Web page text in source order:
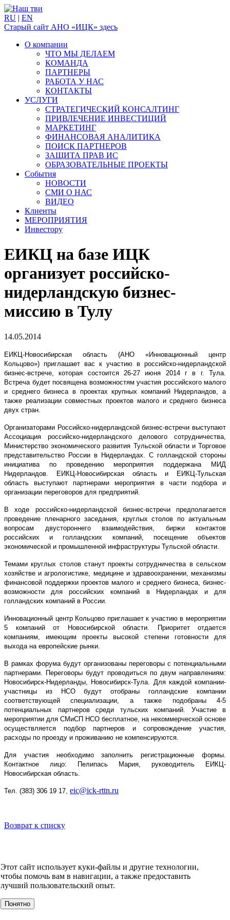
RU | EN
Старый сайт АНО «ИЦК» здесь
О компании
ЧТО МЫ ДЕЛАЕМ
КОМАНДА
ПАРТНЕРЫ
РАБОТА У НАС
КОНТАКТЫ
УСЛУГИ
СТРАТЕГИЧЕСКИЙ КОНСАЛТИНГ
ПРИВЛЕЧЕНИЕ ИНВЕСТИЦИЙ
МАРКЕТИНГ
ФИНАНСОВАЯ АНАЛИТИКА
ПОИСК ПАРТНЕРОВ
ЗАЩИТА ПРАВ ИС
ОБРАЗОВАТЕЛЬНЫЕ ПРОЕКТЫ
События
НОВОСТИ
СМИ О НАС
ВИДЕО
Клиенты
МЕРОПРИЯТИЯ
Инвестору
ЕИКЦ на базе ИЦК
организует российско-
нидерландскую бизнес-
миссию в Тулу
14.05.2014
ЕИКЦ-Новосибирская область (АНО «Инновационный центр
Кольцово») приглашает вас к участию в российско-нидерландской
бизнес-встрече, которая состоится 26-27 июня 2014 г в г. Тула.
Встреча будет посвящена возможностям участия российского малого
и среднего бизнеса в проектах крупных компаний Нидерландов, а
также реализации совместных проектов малого и среднего бизнеса
двух стран.
Организаторами Российско-нидерландской бизнес-встречи выступают
Ассоциация российско-нидерландского делового сотрудничества,
Министерство экономического развития Тульской области и Торговое
представительство России в Нидерландах. С голландской стороны
инициатива по проведению мероприятия поддержана МИД
Нидерландов. ЕИКЦ-Новосибирская область и ЕИКЦ-Тульская
область выступают партнерами мероприятия в части подбора и
организации переговоров для предприятий.
В ходе российско-нидерландской бизнес-встречи предполагается
проведение пленарного заседания, круглых столов по актуальным
вопросам двустороннего взаимодействия, биржи контактов
российских и голландских компаний, посещение объектов
экономической и промышленной инфраструктуры Тульской области.
Темами круглых столов станут проекты сотрудничества в сельском
хозяйстве и агрологистике, медицине и здравоохранении, механизмы
финансовой поддержки проектов малого и среднего бизнеса, бизнес-
возможности для российских компаний в Нидерландах и для
голландских компаний в России.
Инновационный центр Кольцово приглашает к участию в мероприятии
5 компаний от Новосибирской области. Приоритет отдается
компаниям, имеющим проекты высокой степени готовности для
выхода на европейские рынки.
В рамках форума будут организованы переговоры с потенциальными
партнерами. Переговоры будут проводиться по двум направлениям:
Новосибирск-Нидерланды, Новосибирск-Тула. Для каждой компании-
участницы из НСО будут отобраны голландские компании
соответствующей специализации, а также подобраны 4-5
потенциальных партнеров среди тульских компаний. Участие в
мероприятии для СМиСП НСО бесплатное, на некоммерческой основе
осуществляется подбор партнеров и сопровождение участия,
расходы по проезду и проживанию не компенсируются.
Для участия необходимо заполнить регистрационные формы.
Контактное лицо: Пелипась Мария, руководитель ЕИКЦ-
Новосибирская область.
Тел. (383) 306 19 17, eic@ick-rttn.ru
Возврат к списку
О компании
УСЛУГИ
События
Клиенты
МЕРОПРИЯТИЯ
Этот сайт использует куки-файлы и другие технологии,
чтобы помочь вам в навигации, а также предоставить
лучший пользовательский опыт.
Понятно